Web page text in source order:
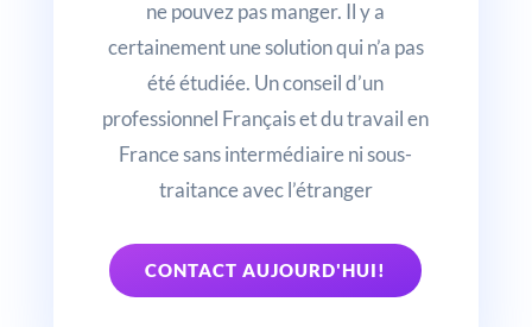
ne pouvez pas manger. Il y a
certainement une solution qui n’a pas
été étudiée. Un conseil d’un
professionnel Français et du travail en
France sans intermédiaire ni sous-
traitance avec l’étranger
CONTACT AUJOURD'HUI!